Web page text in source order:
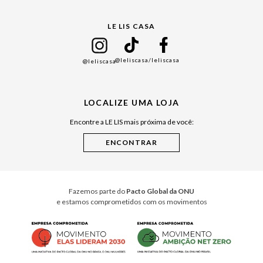
Cuidados Casa
LE LIS CASA
@leliscasa@leliscasa/leliscasa
LOCALIZE UMA LOJA
Encontre a LE LIS mais próxima de você:
Fazemos parte do Pacto Global da ONU
e estamos comprometidos com os movimentos